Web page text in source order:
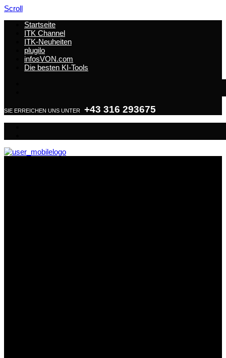
Scroll
Startseite
ITK Channel
ITK-Neuheiten
plugilo
infosVON.com
Die besten KI-Tools
SIE ERREICHEN UNS UNTER +43 316 293675